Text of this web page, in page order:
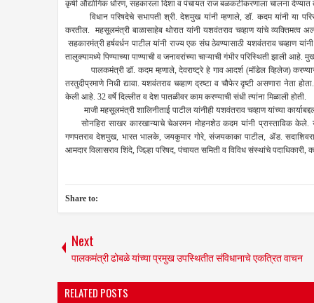
कृषी औद्योगिक धोरण, सहकारला दिशा व पंचायत राज बळकटीकरणाला चालना देण्यात
विधान परिषदेचे सभापती श्री. देशमुख यांनी म्हणाले, डॉ. कदम यांनी या
करतील. महसूलमंत्री बाळासाहेब थोरात यांनी यशवंतराव चव्हाण यांचे
सहकारमंत्री हर्षवर्धन पाटील यांनी राज्य एक संघ ठेवण्यासाठी यशवंतराव चव्हाण
तालुक्यामध्ये पिण्याच्या पाण्याची व जनावरांच्या चाऱ्याची गंभीर परिस्थिती झाली आहे.
पालकमंत्री डॉ. कदम म्हणाले, देवराष्ट्रे हे गाव आदर्श (मॉडेल व्हिलेज)
तरतुदीप्रमाणे निधी द्यावा. यशवंतराव चव्हाण द्रष्टा व चौफेर दृष्टी असणारा नेता
केली आहे. 32 वर्षे दिल्लीत व देश पातळीवर काम करण्याची संधी त्यांना मिळाली होती.
माजी महसूलमंत्री शालिनीताई पाटील यांनीही यशवंतराव चव्हाण यांच्या
सोनहिरा साखर कारखान्याचे चेअरमन मोहनशेठ कदम यांनी प्रास्ताविक केले.
गणपतराव देशमुख, भारत भालके, जयकुमार गोरे, संजयकाका पाटील, ॲड.
आमदार विलासराव शिंदे, जिल्हा परिषद, पंचायत समिती व विविध संस्थांचे
Share to:
Next
पालकमंत्री ढोबळे यांच्या प्रमुख उपस्थितीत संविधानाचे एकत्रित वाचन
RELATED POSTS